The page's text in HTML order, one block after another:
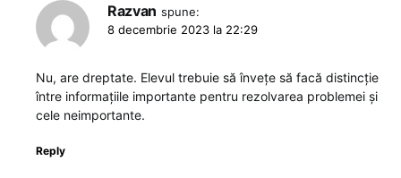
Razvan spune:
8 decembrie 2023 la 22:29
Nu, are dreptate. Elevul trebuie să învețe să facă distincție
între informațiile importante pentru rezolvarea problemei și
cele neimportante.
Reply